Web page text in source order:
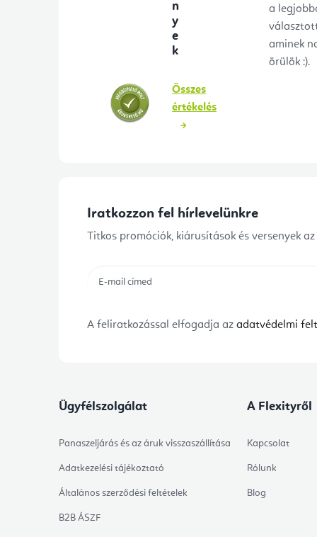
n
y
e
k
Összes
értékelés
a
aminek
örülök :).
Iratkozzon fel hírlevelünkre
Titkos promóciók, kiárusítások és versenyek
A feliratkozással elfogadja az adatvédelmi
Ügyfélszolgálat
Panaszeljárás és az áruk visszaszállítása
Adatkezelési tájékoztató
Általános szerződési feltételek
B2B ÁSZF
A Flexityről
Kapcsolat
Rólunk
Blog